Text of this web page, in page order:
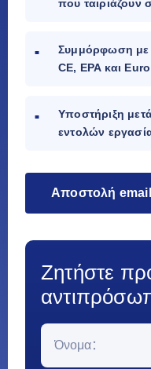
που ταιριάζουν
Συμμόρφωση με
CE, EPA και
Υποστήριξη
εντολών
Αποστολή
Ζητήστε